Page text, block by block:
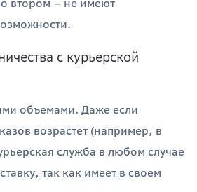
втором – не имеют
с курьерской
объемами. Даже если
возрастет (например, в
служба в любом случае
так как имеет в своем